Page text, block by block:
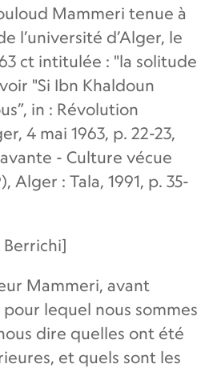
Mammeri tenue à
l’université d’Alger, le
ct intitulée : "la solitude
"Si Ibn Khaldoun
in : Révolution
4 mai 1963, p. 22-23,
- Culture vécue
Alger : Tala, 1991, p. 35-
Mammeri, avant
lequel nous sommes
dire quelles ont été
et quels sont les